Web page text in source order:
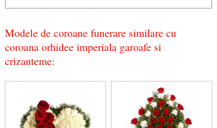
Modele de coroane funerare similare cu
coroana orhidee imperiala garoafe si
crizanteme: